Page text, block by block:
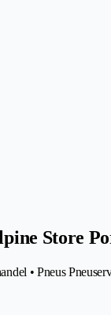
Store
• Pneus